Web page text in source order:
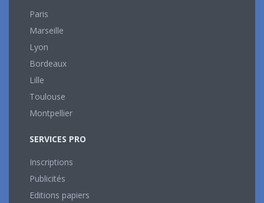
Paris
Marseille
Lyon
Bordeaux
Lille
Toulouse
Montpellier
SERVICES PRO
Inscriptions
Publicités
Editions papiers